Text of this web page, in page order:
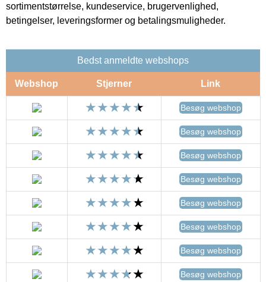
sortimentstørrelse, kundeservice, brugervenlighed,
betingelser, leveringsformer og betalingsmuligheder.
Bedst anmeldte webshops
Webshop Stjerner Link
Besøg webshop
Besøg webshop
Besøg webshop
Besøg webshop
Besøg webshop
Besøg webshop
Besøg webshop
Besøg webshop